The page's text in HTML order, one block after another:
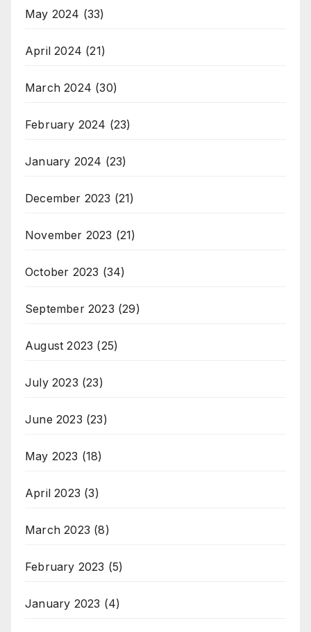
May 2024 (33)
April 2024 (21)
March 2024 (30)
February 2024 (23)
January 2024 (23)
December 2023 (21)
November 2023 (21)
October 2023 (34)
September 2023 (29)
August 2023 (25)
July 2023 (23)
June 2023 (23)
May 2023 (18)
April 2023 (3)
March 2023 (8)
February 2023 (5)
January 2023 (4)